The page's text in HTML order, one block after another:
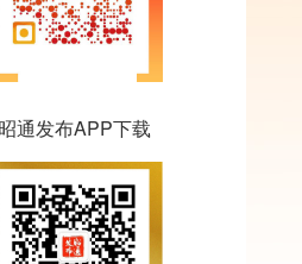
昭通发布APP下载